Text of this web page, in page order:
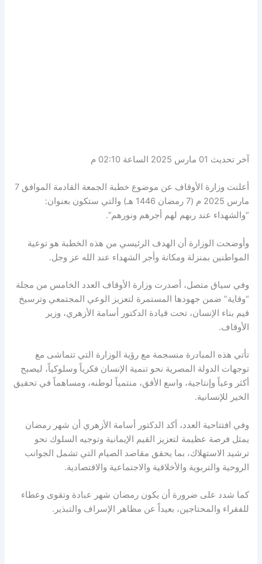
آخر تحديث 01 مارس 2025 الساعة 02:10 م
أعلنت وزارة الأوقاف عن موضوع خطبة الجمعة القادمة الموافق 7
مارس 2025 م (7 رمضان 1446 هـ) والتي ستكون بعنوان:
“والشهداء عند ربهم لهم أجرهم ونورهم”.
وأوضحت الوزارة أن الهدف الرئيسي من هذه الخطبة هو توعية
المواطنين بمنزلة ومكانة وأجر الشهداء عند الله عز وجل.
وفي سياق متصل، أصدرت وزارة الأوقاف العدد الخامس من مجلة
“وقاية” ضمن جهودها المستمرة لتعزيز الوعي المجتمعي وترسيخ
قيم بناء الإنسان، تحت قيادة الدكتور أسامة الأزهري، وزير
الأوقاف.
تأتي هذه المبادرة منسجمة مع رؤية الوزارة التي تتماشى مع
توجهات الدولة المصرية نحو تنمية الإنسان فكرياً وسلوكياً، ليصبح
أكثر وعياً وإنتاجية، واسع الأفق، منتمياً لوطنه، ومساهماً في تحقيق
الخير للإنسانية.
وفي افتتاحية العدد، أكد الدكتور أسامة الأزهري أن شهر رمضان
يمثل فرصة عظيمة لتعزيز القيم الإيمانية وتوجيه السلوك نحو
ترشيد الاستهلاك، بما يحقق مقاصد الصيام التي تشمل الجوانب
الروحية والتربوية والأخلاقية والاجتماعية والاقتصادية.
كما شدد على ضرورة أن يكون رمضان شهر عبادة وتقوى وعطاء
للفقراء والمحتاجين، بعيداً عن مظاهر الإسراف والتبذير.